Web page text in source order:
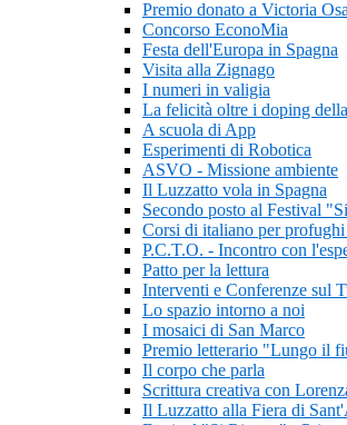
Premio donato a Victoria
Concorso EconoMia
Festa dell'Europa in Spagna
Visita alla Zignago
I numeri in valigia
La felicità oltre i doping
A scuola di App
Esperimenti di Robotica
ASVO - Missione ambiente
Il Luzzatto vola in Spagna
Secondo posto al Festival
Corsi di italiano per
P.C.T.O. - Incontro con
Patto per la lettura
Interventi e Conferenze sul
Lo spazio intorno a noi
I mosaici di San Marco
Premio letterario "Lungo il
Il corpo che parla
Scrittura creativa con
Il Luzzatto alla Fiera di